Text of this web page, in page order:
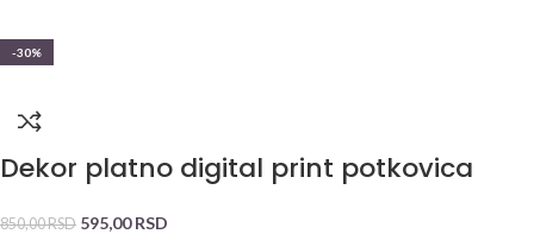
-30%
Dekor platno digital print potkovica
850,00RSD 595,00RSD